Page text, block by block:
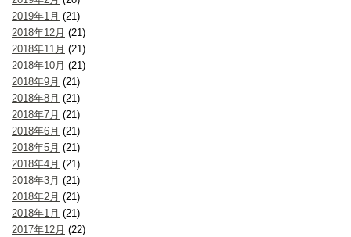
2019年1月 (21)
2018年12月 (21)
2018年11月 (21)
2018年10月 (21)
2018年9月 (21)
2018年8月 (21)
2018年7月 (21)
2018年6月 (21)
2018年5月 (21)
2018年4月 (21)
2018年3月 (21)
2018年2月 (21)
2018年1月 (21)
2017年12月 (22)